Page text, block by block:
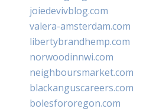
joiedevivblog.com
valera-amsterdam.com
libertybrandhemp.com
norwoodinnwi.com
neighboursmarket.com
blackanguscareers.com
bolesfororegon.com